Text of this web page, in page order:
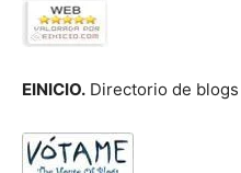
EINICIO. Directorio de